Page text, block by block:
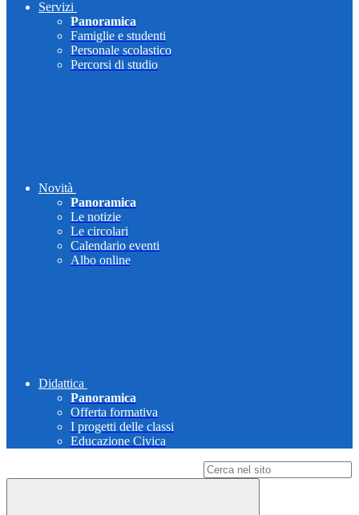
Servizi
Panoramica
Famiglie e studenti
Personale scolastico
Percorsi di studio
Novità
Panoramica
Le notizie
Le circolari
Calendario eventi
Albo online
Didattica
Panoramica
Offerta formativa
I progetti delle classi
Educazione Civica